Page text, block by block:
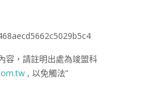
容，請註明出處為竣盟科
, 以免觸法”